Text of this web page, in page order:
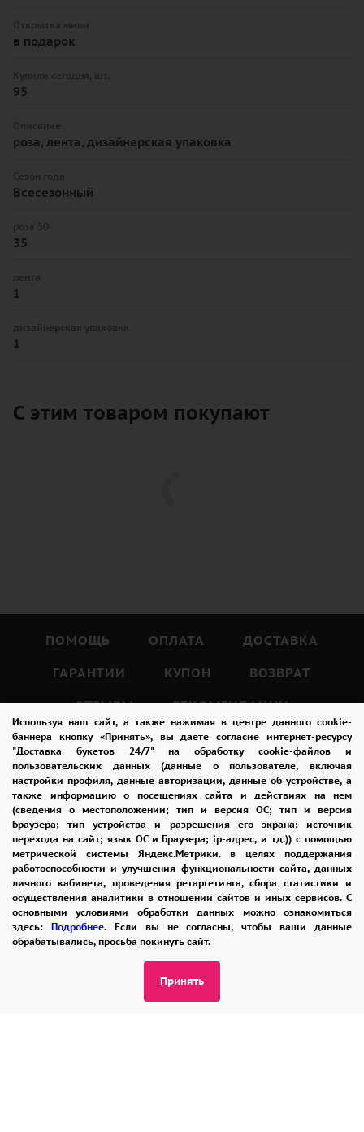
Используя наш сайт, а также нажимая в центре данного cookie-
баннера кнопку «Принять», вы даете согласие интернет-ресурсу
"Доставка букетов 24/7" на обработку cookie-файлов и
пользовательских данных (данные о пользователе, включая
настройки профиля, данные авторизации, данные об устройстве, а
также информацию о посещениях сайта и действиях на нем
(сведения о местоположении; тип и версия ОС; тип и версия
Браузера; тип устройства и разрешения его экрана; источник
перехода на сайт; язык ОС и Браузера; ip-адрес, и тд.)) с помощью
метрической системы Яндекс.Метрики. в целях поддержания
работоспособности и улучшения функциональности сайта, данных
личного кабинета, проведения ретаргетинга, сбора статистики и
осуществления аналитики в отношении сайтов и иных сервисов. С
основными условиями обработки данных можно ознакомиться
здесь: Подробнее. Если вы не согласны, чтобы ваши данные
обрабатывались, просьба покинуть сайт.
Принять
в подарок
95
роза, лента, дизайнерская упаковка
Всесезонный
35
1
1
С этим товаром покупают
ПОМОЩЬ ОПЛАТА
ДОСТАВКА
ГАРАНТИИ
КУПОН
ВОЗВРАТ
ОТЗЫВЫ
РЕКОМЕНДАЦИИ
КОНТАКТЫ
8 965 242-37-47
ЗАКАЗАТЬ ЗВОНОК
admin@buket24delivery.ru
ул. Народная д. 8,
возле ТЦ «АТОС»
ПОЛИТИКА КОНФИДЕНЦИАЛЬНОСТИ